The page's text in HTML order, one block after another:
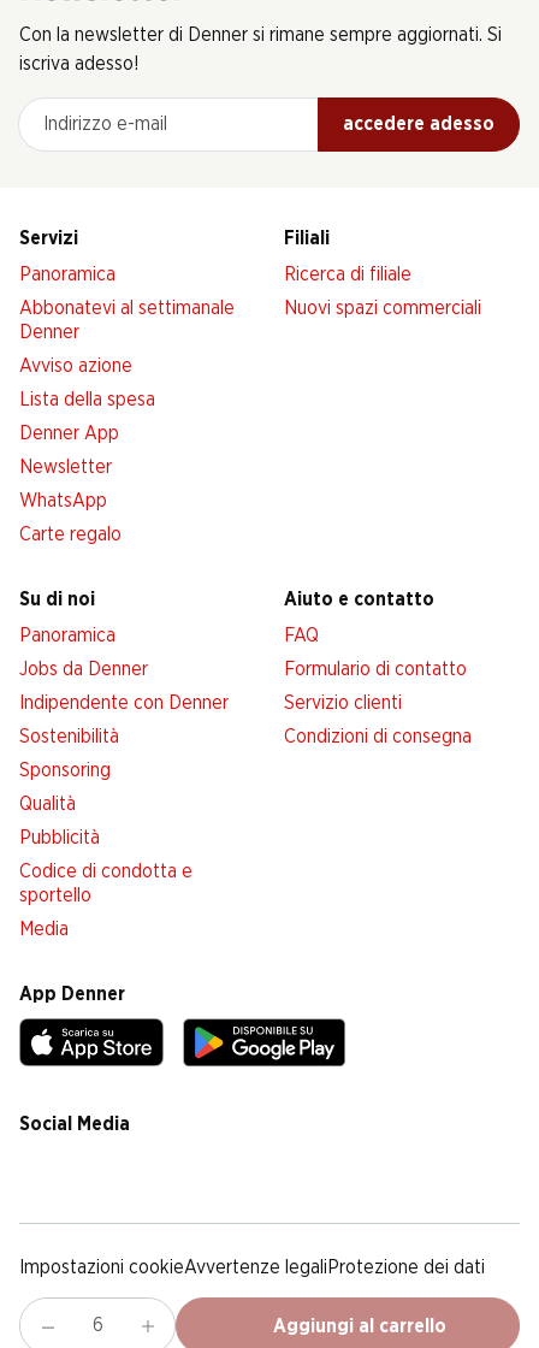
Aggiungi al carrello
Con la newsletter di Denner si rimane sempre aggiornati. Si
iscriva adesso!
Indirizzo e-mail
accedere adesso
Servizi
Panoramica
Abbonatevi al settimanale
Denner
Avviso azione
Lista della spesa
Denner App
Newsletter
WhatsApp
Carte regalo
Filiali
Ricerca di filiale
Nuovi spazi commerciali
Su di noi
Panoramica
Jobs da Denner
Indipendente con Denner
Sostenibilità
Sponsoring
Qualità
Pubblicità
Codice di condotta e
sportello
Media
Aiuto e contatto
FAQ
Formulario di contatto
Servizio clienti
Condizioni di consegna
App Denner
Social Media
Impostazioni cookieAvvertenze legali Protezione dei dati
ColofoneCondizioni Generali